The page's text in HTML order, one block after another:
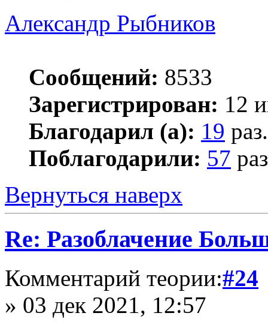
Александр Рыбников
Сообщений: 8533
Зарегистрирован: 12
Благодарил (а): 19 раз.
Поблагодарили: 57
Вернуться наверх
Re: Разоблачение
Комментарий теории:#24
» 03 дек 2021, 12:57